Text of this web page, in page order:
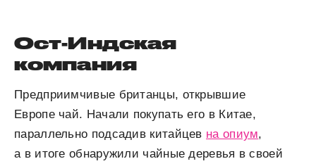
Ост-Индская
компания
Предприимчивые британцы, открывшие
Европе чай. Начали покупать его в Китае,
параллельно подсадив китайцев на опиум,
а в итоге обнаружили чайные деревья в своей